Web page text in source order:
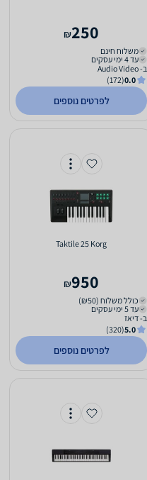
250
₪
משלוח חינם
עד 4 ימי עסקים
ב- Audio Video
0.0
(172)
לפרטים נוספים
Taktile 25 Korg
950
₪
כולל משלוח (₪50)
עד 5 ימי עסקים
ב- דיאז
5.0
(320)
לפרטים נוספים